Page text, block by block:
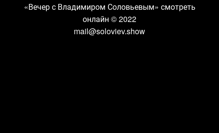
«Вечер с Владимиром Соловьевым» смотреть
онлайн © 2022
mail@soloviev.show